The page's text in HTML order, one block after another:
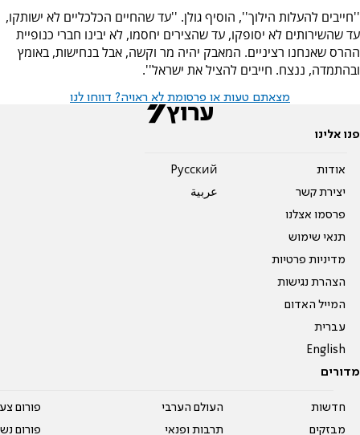
''חייבים להעלות הילוך'', הוסיף גולן. ''עד שהחיים הכלכליים לא ישותקו,
עד שהשירותים לא יסופקו, עד שהצירים יחסמו, לא יבינו חברי כנופיית
ההרס שאנחנו רציניים. המאבק יהיה מר וקשה, אבל בנחישות, באומץ
ובהתמדה, ננצח. חייבים להציל את ישראל''.
מצאתם טעות או פרסומת לא ראויה? דווחו לנו
פנו אלינו
אודות
יצירת קשר
פרסמו אצלנו
תנאי שימוש
מדיניות פרטיות
הצהרת נגישות
המייל האדום
עברית
English
Pусский
عربية
מדורים
חדשות
מבזקים
העולם הערבי
תרבות ופנאי
פורום
פורום